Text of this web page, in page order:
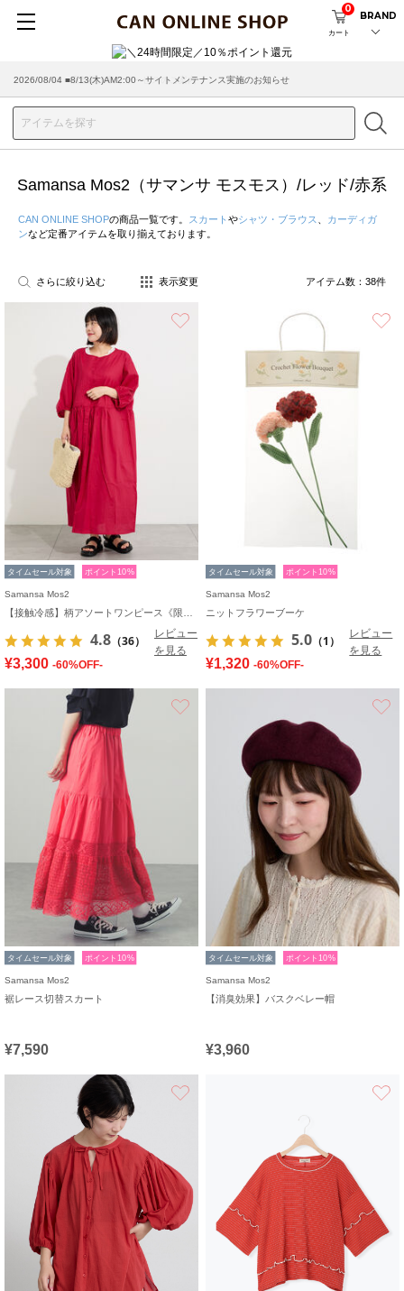
カート
0
BRAND
2026/03/18 ■店舗受け取りサービスのご案内
Samansa Mos2（サマンサ モスモス）/レッド/赤系
CAN ONLINE SHOPの商品一覧です。 スカート やシャツ・ブラウス
カーディガ
ンなど定番アイテムを取り揃えております。
さらに絞り込む 表示変更 アイテム数： 38件
タイムセール対象 ポイント10%
Samansa Mos2
4.8 （36）
レビュー
を見る
¥3,300 -60%OFF-
タイムセール対象 ポイント10%
Samansa Mos2
ニットフラワーブーケ
5.0 （1）
レビュー
を見る
¥1,320 -60%OFF-
タイムセール対象 ポイント10%
Samansa Mos2
裾レース切替スカート
¥7,590
タイムセール対象 ポイント10%
Samansa Mos2
【消臭効果】バスクベレー帽
¥3,960